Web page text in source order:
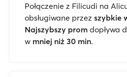
Połączenie z Filicudi na
obsługiwane przez szybkie
Najszybszy prom dopływa
w mniej niż 30 min.